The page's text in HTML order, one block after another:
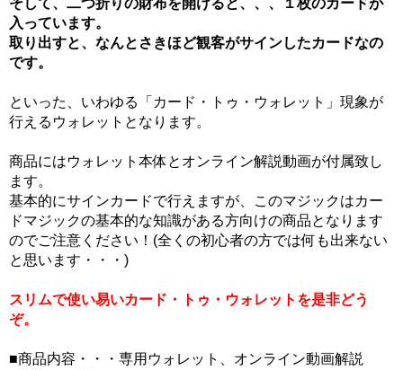
そして、二つ折りの財布を開けると、、、１枚のカードが
入っています。
取り出すと、なんとさきほど観客がサインしたカードなの
です。
といった、いわゆる「カード・トゥ・ウォレット」現象が
行えるウォレットとなります。
商品にはウォレット本体とオンライン解説動画が付属致し
ます。
基本的にサインカードで行えますが、このマジックはカー
ドマジックの基本的な知識がある方向けの商品となります
のでご注意ください！(全くの初心者の方では何も出来ない
と思います・・・)
スリムで使い易いカード・トゥ・ウォレットを是非どう
ぞ。
■商品内容・・・専用ウォレット、オンライン動画解説